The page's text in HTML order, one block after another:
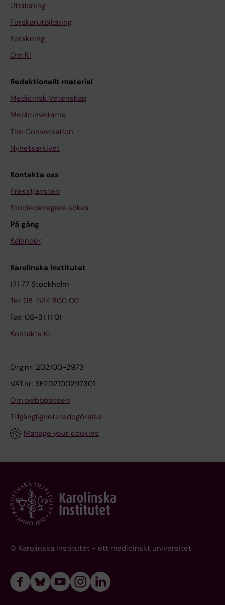
Utbildning
Forskarutbildning
Forskning
Om KI
Redaktionellt material
Medicinsk Vetenskap
Medicinvetarna
The Conversation
Nyhetsarkivet
Kontakta oss
Presstjänsten
Studiedeltagare sökes
På gång
Kalender
Karolinska Institutet
171 77 Stockholm
Tel: 08-524 800 00
Fax: 08-31 11 01
Kontakta KI
Org.nr: 202100-2973
VAT.nr: SE202100297301
Om webbplatsen
Tillgänglighetsredogörelse
Manage your cookies
© Karolinska Institutet - ett medicinskt universitet